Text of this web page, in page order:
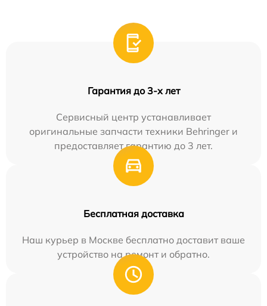
Гарантия до 3-х лет
Сервисный центр устанавливает
оригинальные запчасти техники Behringer и
предоставляет гарантию до 3 лет.
Бесплатная доставка
Наш курьер в Москве бесплатно доставит ваше
устройство на ремонт и обратно.